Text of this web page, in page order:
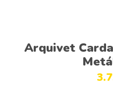
Arquivet